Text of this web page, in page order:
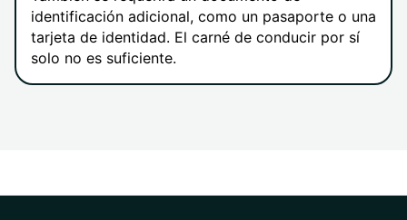
identificación adicional, como un pasaporte o una
tarjeta de identidad. El carné de conducir por sí
solo no es suficiente.